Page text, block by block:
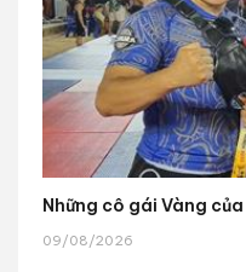
Những cô gái Vàng
09/08/2026